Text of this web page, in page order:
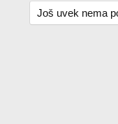
Još uvek nema